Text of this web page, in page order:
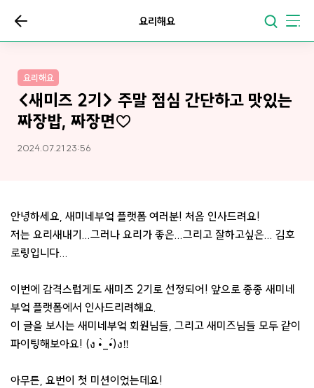
요리해요
요리해요
<새미즈 2기> 주말 점심 간단하고 맛있는
짜장밥, 짜장면♡
2024.07.21 23:56
안녕하세요, 새미네부엌 플랫폼 여러분! 처음 인사드려요!
저는 요리새내기...그러나 요리가 좋은...그리고 잘하고싶은... 김호
로링입니다...
이번에 감격스럽게도 새미즈 2기로 선정되어! 앞으로 종종 새미네
부엌 플랫폼에서 인사드리려해요.
이 글을 보시는 새미네부엌 회원님들, 그리고 새미즈님들 모두 같이
파이팅해보아요! (ง •̀_•́)ง‼
아무튼, 요번이 첫 미션이었는데요!